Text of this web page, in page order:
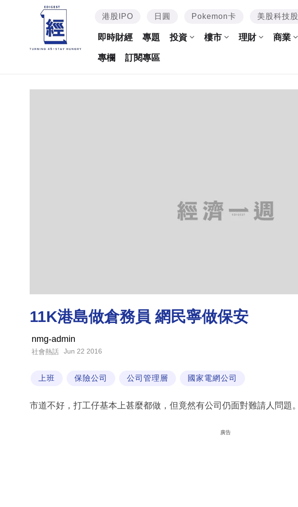
港股IPO 日圓 Pokemon卡 美股科技股
即時財經 專題 投資 樓市 理財 商業
專欄 訂閱專區
11K港島做倉務員 網民寧做保安
nmg-admin
社會熱話 Jun 22 2016
上班 保險公司 公司管理層 國家電網公司
市道不好，打工仔基本上甚麼都做，但竟然有公司仍面對難請人問題。
廣告